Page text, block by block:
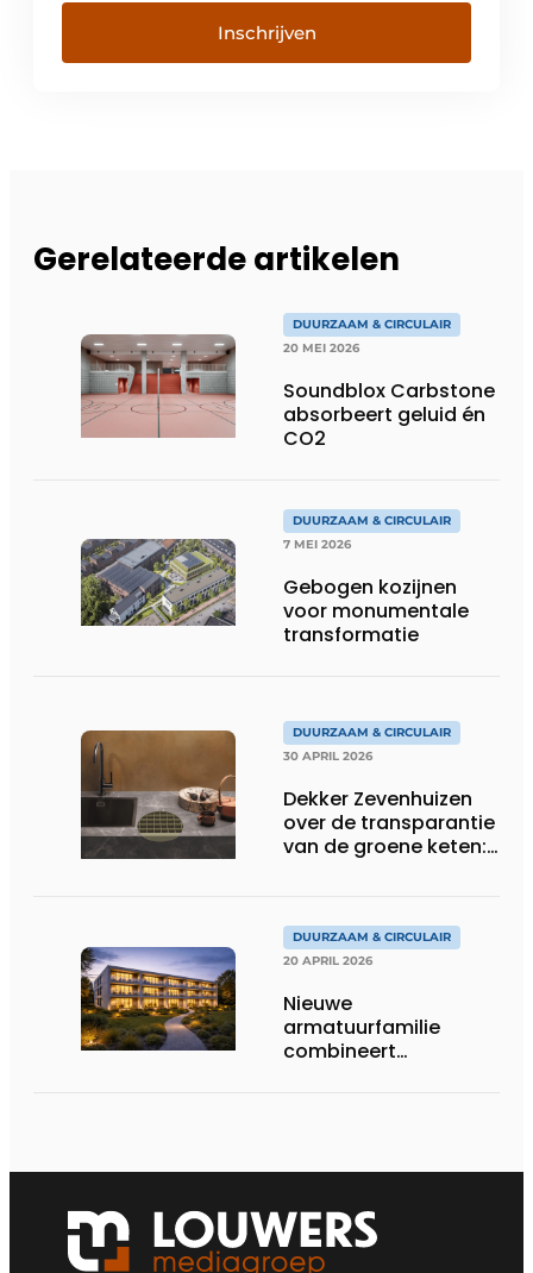
Inschrijven
Gerelateerde artikelen
DUURZAAM & CIRCULAIR
20 MEI 2026
Soundblox Carbstone
absorbeert geluid én
CO2
DUURZAAM & CIRCULAIR
7 MEI 2026
Gebogen kozijnen
voor monumentale
transformatie
DUURZAAM & CIRCULAIR
30 APRIL 2026
Dekker Zevenhuizen
over de transparantie
van de groene keten:
DUURZAAM & CIRCULAIR
20 APRIL 2026
Nieuwe
armatuurfamilie
combineert